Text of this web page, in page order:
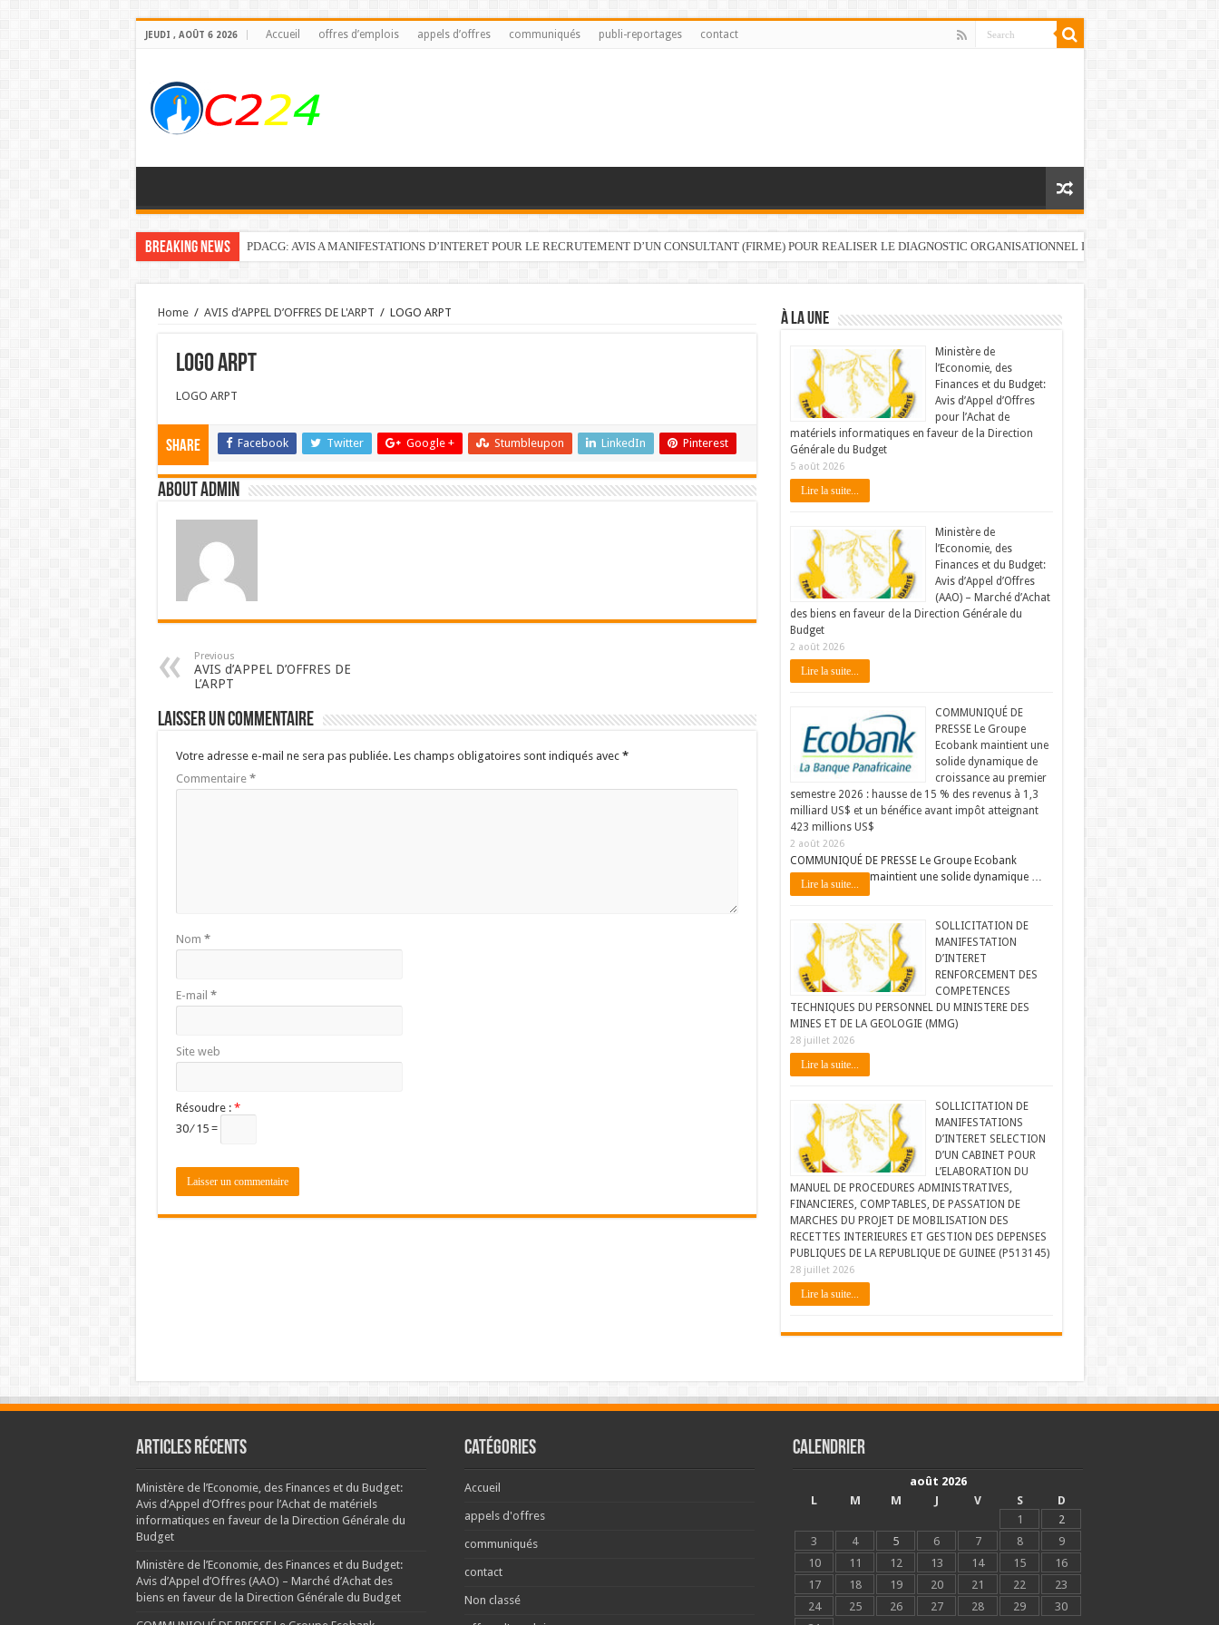
JEUDI , AOÛT 6 2026 Accueil offres d’emplois appels d’offres communiqués publi-reportages contact
Breaking News PDACG: AVIS A MANIFESTATIONS D’INTERET POUR LE RECRUTEMENT D’UN CONSULTANT (FIRME) POUR REALISER LE DIAGNOSTIC ORGANISATIONNEL DU FONDS DE
Home / AVIS d’APPEL D’OFFRES DE L'ARPT / LOGO ARPT
LOGO ARPT
LOGO ARPT
Share Facebook Twitter Google + Stumbleupon LinkedIn Pinterest
About admin
Previous
AVIS d’APPEL D’OFFRES DE
L’ARPT
Laisser un commentaire
Votre adresse e-mail ne sera pas publiée. Les champs obligatoires sont indiqués avec *
Commentaire *
Nom *
E-mail *
Site web
Résoudre : *
30 ⁄ 15 =
À LA UNE
Ministère de
l’Economie, des
Finances et du Budget:
Avis d’Appel d’Offres
pour l’Achat de
matériels informatiques en faveur de la Direction
Générale du Budget
5 août 2026
Lire la suite...
Ministère de
l’Economie, des
Finances et du Budget:
Avis d’Appel d’Offres
(AAO) – Marché d’Achat
des biens en faveur de la Direction Générale du
Budget
2 août 2026
Lire la suite...
COMMUNIQUÉ DE
PRESSE Le Groupe
Ecobank maintient une
solide dynamique de
croissance au premier
semestre 2026 : hausse de 15 % des revenus à 1,3
milliard US$ et un bénéfice avant impôt atteignant
423 millions US$
2 août 2026
COMMUNIQUÉ DE PRESSE Le Groupe Ecobank
maintient une solide dynamique …
Lire la suite...
SOLLICITATION DE
MANIFESTATION
D’INTERET
RENFORCEMENT DES
COMPETENCES
TECHNIQUES DU PERSONNEL DU MINISTERE DES
MINES ET DE LA GEOLOGIE (MMG)
28 juillet 2026
Lire la suite...
SOLLICITATION DE
MANIFESTATIONS
D’INTERET SELECTION
D’UN CABINET POUR
L’ELABORATION DU
MANUEL DE PROCEDURES ADMINISTRATIVES,
FINANCIERES, COMPTABLES, DE PASSATION DE
MARCHES DU PROJET DE MOBILISATION DES
RECETTES INTERIEURES ET GESTION DES DEPENSES
PUBLIQUES DE LA REPUBLIQUE DE GUINEE (P513145)
28 juillet 2026
Lire la suite...
Articles récents
Ministère de l’Economie, des Finances et du Budget:
Avis d’Appel d’Offres pour l’Achat de matériels
informatiques en faveur de la Direction Générale du
Budget
Ministère de l’Economie, des Finances et du Budget:
Avis d’Appel d’Offres (AAO) – Marché d’Achat des
biens en faveur de la Direction Générale du Budget
Catégories
Accueil
appels d'offres
communiqués
contact
Non classé
Calendrier
août 2026
L
M M J V S
D
1
2
3
4 5 6 7 8
9
10
11 12 13 14 15
16
17
18 19 20 21 22
23
24
25 26 27 28 29
30